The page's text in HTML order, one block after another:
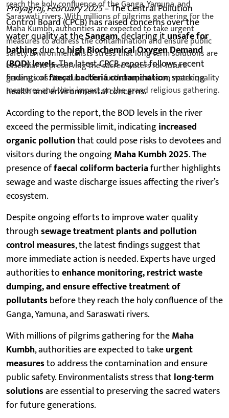
Prayagraj, February 2025– The Central Pollution
Control Board (CPCB) has raised concerns over the
water quality at theSangam, declaring itunsafe for
bathingdue tohigh Biochemical Oxygen Demand
(BOD) levels. The latest CPCB report follows recent
findings offaecal bacteria contamination, sparking
health and environmental concerns.
According to the report, the BOD levels in the river
exceed the permissible limit, indicatingincreased
organic pollutionthat could pose risks to devotees and
visitors during the ongoingMaha Kumbh 2025. The
presence offaecal coliform bacteriafurther highlights
sewage and waste discharge issues affecting the river’s
ecosystem.
Despite ongoing efforts to improve water quality
throughsewage treatment plants and pollution
control measures, the latest findings suggest that
more immediate action is needed. Experts have urged
authorities toenhance monitoring, restrict waste
dumping, and ensure effective treatment of
pollutantsbefore they reach the holy confluence of the
Ganga, Yamuna, and Saraswati rivers.
With millions of pilgrims gathering for theMaha
Kumbh, authorities are expected to takeurgent
measuresto address the contamination and ensure
public safety. Environmentalists stress that long-term
solutionsare essential to preserving the sacred waters
for future generations.